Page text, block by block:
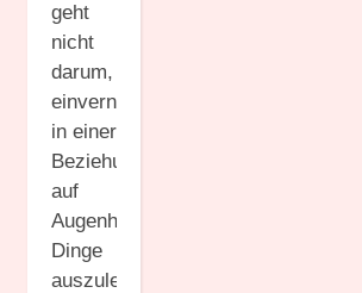
geht
nicht
darum,
einvernehmlich,
in einer
Beziehung
auf
Augenhöhe
Dinge
auszuleben,